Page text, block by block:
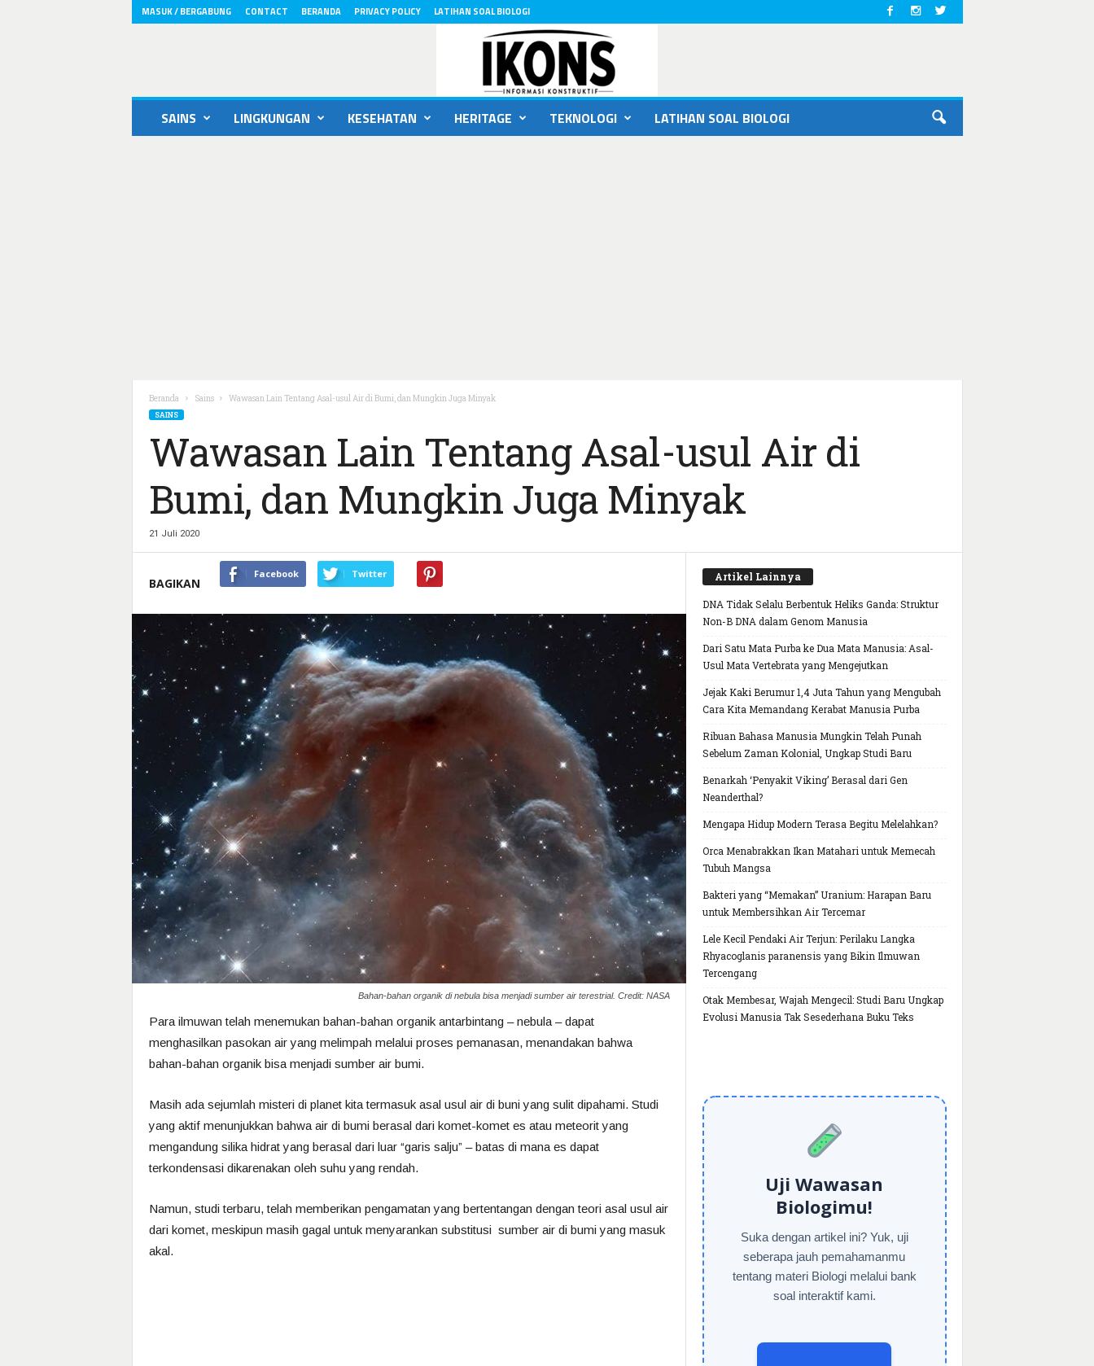
MASUK / BERGABUNG CONTACT BERANDA PRIVACY POLICY LATIHAN SOAL BIOLOGI
SAINS LINGKUNGAN KESEHATAN HERITAGE TEKNOLOGI LATIHAN SOAL BIOLOGI
Beranda Sains Wawasan Lain Tentang Asal-usul Air di Bumi, dan Mungkin Juga Minyak
SAINS
Wawasan Lain Tentang Asal-usul Air di
Bumi, dan Mungkin Juga Minyak
21 Juli 2020
BAGIKAN
Facebook Twitter
Bahan-bahan organik di nebula bisa menjadi sumber air terestrial. Credit: NASA
Para ilmuwan telah menemukan bahan-bahan organik antarbintang – nebula – dapat
menghasilkan pasokan air yang melimpah melalui proses pemanasan, menandakan bahwa
bahan-bahan organik bisa menjadi sumber air bumi.
Masih ada sejumlah misteri di planet kita termasuk asal usul air di buni yang sulit dipahami. Studi
yang aktif menunjukkan bahwa air di bumi berasal dari komet-komet es atau meteorit yang
mengandung silika hidrat yang berasal dari luar “garis salju” – batas di mana es dapat
terkondensasi dikarenakan oleh suhu yang rendah.
Namun, studi terbaru, telah memberikan pengamatan yang bertentangan dengan teori asal usul air
dari komet, meskipun masih gagal untuk menyarankan substitusi sumber air di bumi yang masuk
akal.
Artikel Lainnya
DNA Tidak Selalu Berbentuk Heliks Ganda: Struktur
Non-B DNA dalam Genom Manusia
Dari Satu Mata Purba ke Dua Mata Manusia: Asal-
Usul Mata Vertebrata yang Mengejutkan
Jejak Kaki Berumur 1,4 Juta Tahun yang Mengubah
Cara Kita Memandang Kerabat Manusia Purba
Ribuan Bahasa Manusia Mungkin Telah Punah
Sebelum Zaman Kolonial, Ungkap Studi Baru
Benarkah ‘Penyakit Viking’ Berasal dari Gen
Neanderthal?
Mengapa Hidup Modern Terasa Begitu Melelahkan?
Orca Menabrakkan Ikan Matahari untuk Memecah
Tubuh Mangsa
Bakteri yang “Memakan” Uranium: Harapan Baru
untuk Membersihkan Air Tercemar
Lele Kecil Pendaki Air Terjun: Perilaku Langka
Rhyacoglanis paranensis yang Bikin Ilmuwan
Tercengang
Otak Membesar, Wajah Mengecil: Studi Baru Ungkap
Evolusi Manusia Tak Sesederhana Buku Teks
Uji Wawasan
Biologimu!
Suka dengan artikel ini? Yuk, uji
seberapa jauh pemahamanmu
tentang materi Biologi melalui bank
soal interaktif kami.